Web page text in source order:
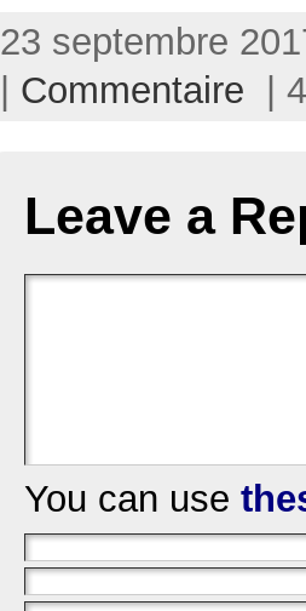
23 septembre
| Commentaire |
Leave a
You can use